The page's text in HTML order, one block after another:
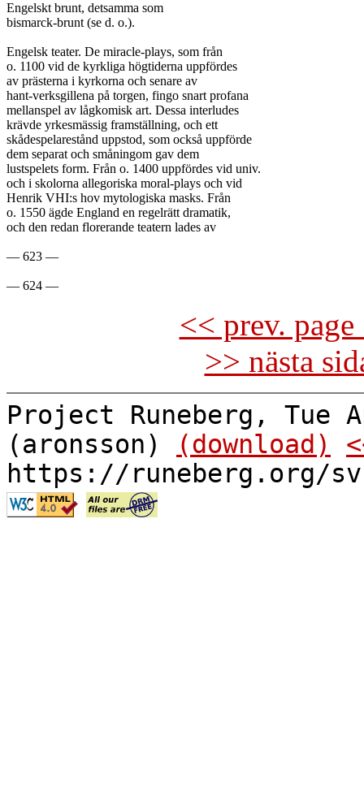
Engelskt brunt, detsamma som
bismarck-brunt (se d. o.).
Engelsk teater. De miracle-plays, som från
o. 1100 vid de kyrkliga högtiderna uppfördes
av prästerna i kyrkorna och senare av
hant-verksgillena på torgen, fingo snart profana
mellanspel av lågkomisk art. Dessa interludes
krävde yrkesmässig framställning, och ett
skådespelarestånd uppstod, som också uppförde
dem separat och småningom gav dem
lustspelets form. Från o. 1400 uppfördes vid univ.
och i skolorna allegoriska moral-plays och vid
Henrik VHI:s hov mytologiska masks. Från
o. 1550 ägde England en regelrätt dramatik,
och den redan florerande teatern lades av
— 623 —
<< prev.
>> nästa
Project Runeberg, Tue
(aronsson)
(download)
https://runeberg.org/